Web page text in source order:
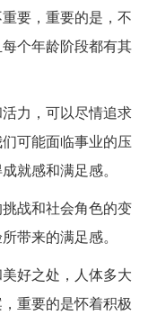
要，重要的是，不
个年龄阶段都有其
力，可以尽情追求
可能面临事业的压
就感和满足感。
战和社会角色的变
带来的满足感。
好之处，人体多大
重要的是怀着积极